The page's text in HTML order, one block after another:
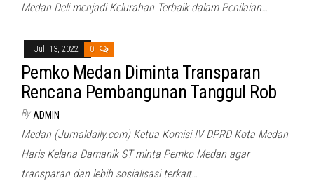
Medan Deli menjadi Kelurahan Terbaik dalam Penilaian…
Juli 13, 2022 0
Pemko Medan Diminta Transparan
Rencana Pembangunan Tanggul Rob
By ADMIN
Medan (Jurnaldaily.com) Ketua Komisi IV DPRD Kota Medan
Haris Kelana Damanik ST minta Pemko Medan agar
transparan dan lebih sosialisasi terkait…